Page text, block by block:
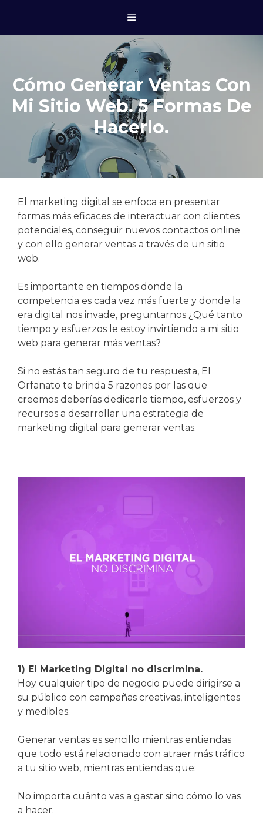
Cómo Generar Ventas Con
Mi Sitio Web. 5 Formas De
Hacerlo.
El marketing digital se enfoca en presentar
formas más eficaces de interactuar con clientes
potenciales, conseguir nuevos contactos online
y con ello generar ventas a través de un sitio
web.
Es importante en tiempos donde la
competencia es cada vez más fuerte y donde la
era digital nos invade, preguntarnos ¿Qué tanto
tiempo y esfuerzos le estoy invirtiendo a mi sitio
web para generar más ventas?
Si no estás tan seguro de tu respuesta, El
Orfanato te brinda 5 razones por las que
creemos deberías dedicarle tiempo, esfuerzos y
recursos a desarrollar una estrategia de
marketing digital para generar ventas.
1) El Marketing Digital no discrimina.
Hoy cualquier tipo de negocio puede dirigirse a
su público con campañas creativas, inteligentes
y medibles.
Generar ventas es sencillo mientras entiendas
que todo está relacionado con atraer más tráfico
a tu sitio web, mientras entiendas que:
No importa cuánto vas a gastar sino cómo lo vas
a hacer.